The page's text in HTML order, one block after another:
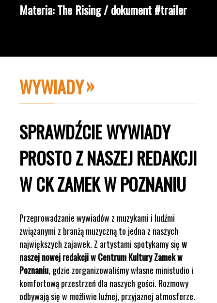
Materia: The Rising / dokument #trailer
WYWIADY
SPRAWDŹCIE WYWIADY
PROSTO Z NASZEJ REDAKCJI
W CK ZAMEK W POZNANIU
Przeprowadzanie wywiadów z muzykami i ludźmi
związanymi z branżą muzyczną to jedna z naszych
największych zajawek. Z artystami spotykamy sięw
naszej nowej redakcji w Centrum Kultury Zamek w
Poznaniu, gdzie zorganizowaliśmy własne ministudio i
komfortową przestrzeń dla naszych gości. Rozmowy
odbywają się w możliwie luźnej, przyjaznej atmosferze.